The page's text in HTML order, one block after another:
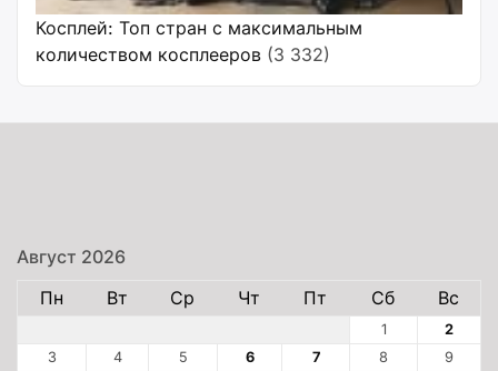
Косплей: Топ стран с максимальным
количеством косплееров (3 332)
Август 2026
Пн
Вт Ср Чт Пт Сб Вс
1
2
3
4 5 6 7 8
9